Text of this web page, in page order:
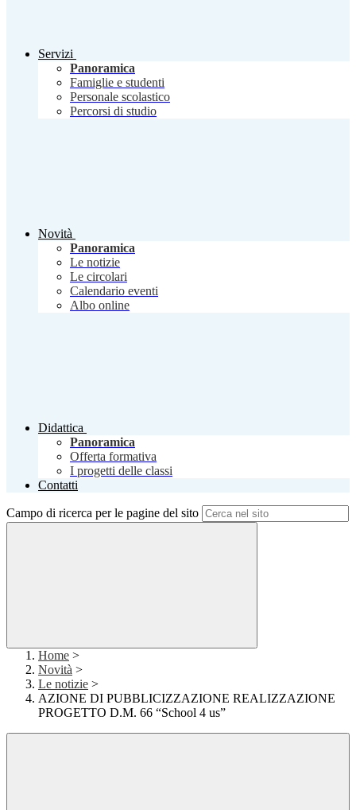
Servizi
Panoramica
Famiglie e studenti
Personale scolastico
Percorsi di studio
Novità
Panoramica
Le notizie
Le circolari
Calendario eventi
Albo online
Didattica
Panoramica
Offerta formativa
I progetti delle classi
Contatti
Campo di ricerca per le pagine del sito
Home >
Novità >
Le notizie >
AZIONE DI PUBBLICIZZAZIONE REALIZZAZIONE
PROGETTO D.M. 66 “School 4 us”